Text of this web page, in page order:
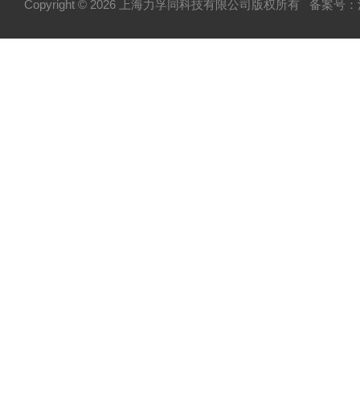
Copyright © 2026 上海力孚同科技有限公司版权所有 备案号：